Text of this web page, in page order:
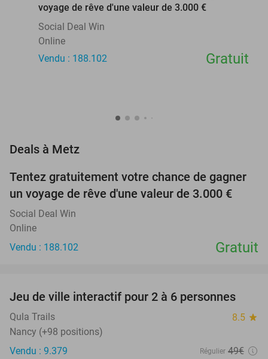
voyage de rêve d'une valeur de 3.000 €
Social Deal Win
Online
Vendu : 188.102
Gratuit
Deals à Metz
Tentez gratuitement votre chance de gagner
un voyage de rêve d'une valeur de 3.000 €
Social Deal Win
Online
Vendu : 188.102
Gratuit
61%
Jeu de ville interactif pour 2 à 6 personnes
Qula Trails 8.5 star
Nancy (+98 positions)
Vendu : 9.379
Régulier 49€